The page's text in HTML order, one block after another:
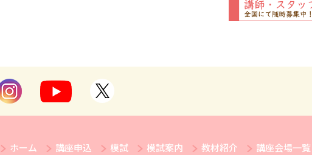
ホーム 講座申込 模試 模試案内 教材紹介 講座会場一覧